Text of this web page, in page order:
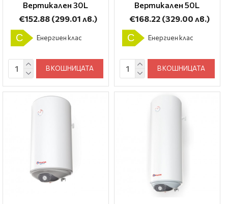
Вертикален 30L
€152.88 (299.01 лв.)
C Енергиен клас
В КОШНИЦАТА
Вертикален 50L
€168.22 (329.00 лв.)
C Енергиен клас
В КОШНИЦАТА